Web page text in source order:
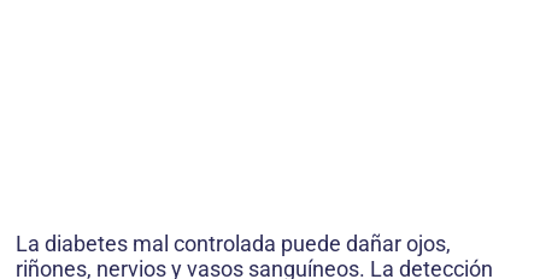
La diabetes mal controlada puede dañar ojos,
riñones, nervios y vasos sanguíneos. La detección